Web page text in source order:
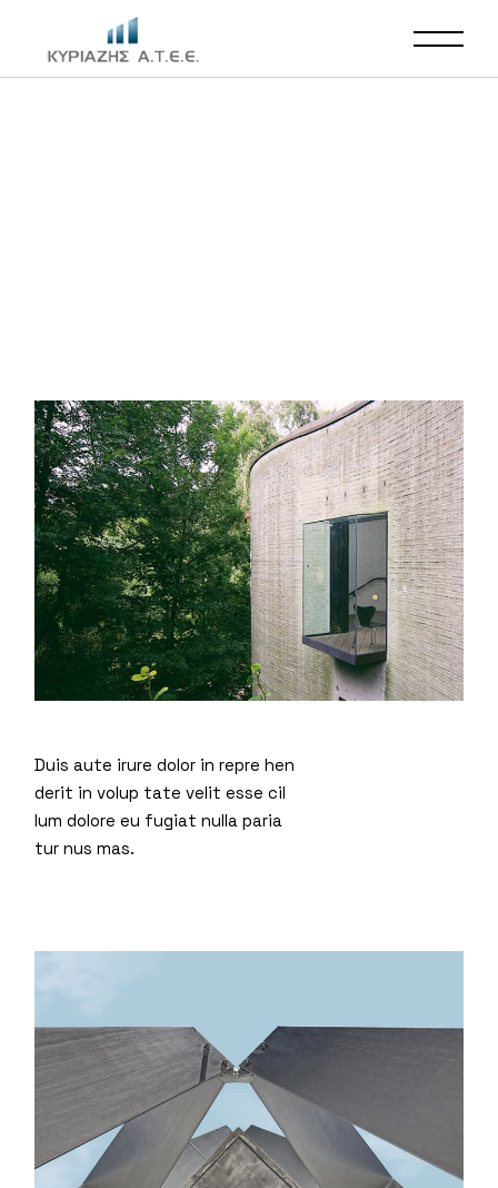
Duis aute irure dolor in repre hen
derit in volup tate velit esse cil
lum dolore eu fugiat nulla paria
tur nus mas.